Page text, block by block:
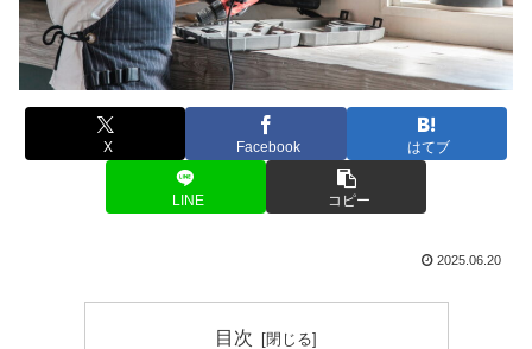
X Facebook はてブ
LINE コピー
2025.06.20
目次